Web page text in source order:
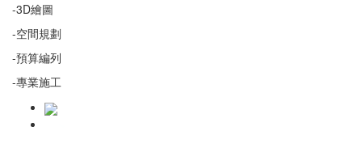
-3D繪圖
-空間規劃
-預算編列
-專業施工